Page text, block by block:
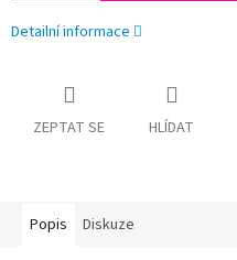
Detailní informace
ZEPTAT SE HLÍDAT
Popis Diskuze